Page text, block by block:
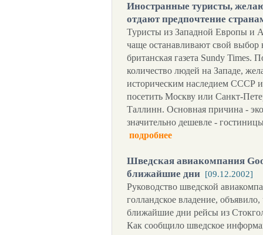
Иностранные туристы,
отдают предпочтение
Туристы из Западной Европы и
чаще останавливают свой выбор
британская газета Sundy
количество людей на Западе,
историческим наследием СССР
посетить Москву или Санкт-
Таллинн. Основная причина -
значительно дешевле -
подробнее
Шведская авиакомпания
ближайшие дни [09.12.2002]
Руководство шведской
голландское владение,
ближайшие дни рейсы из
Как сообщило шведское